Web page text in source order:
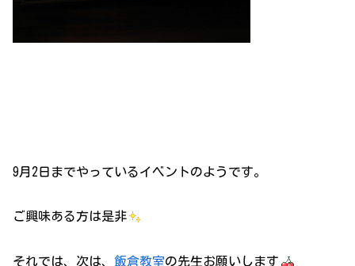
9月2日までやっているイベントのようです。
ご興味ある方は是非
それでは、次は、 飯倉教室の先生お願いします